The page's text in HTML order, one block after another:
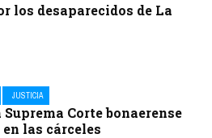
los desaparecidos de La
JUSTICIA
Corte bonaerense
las cárceles